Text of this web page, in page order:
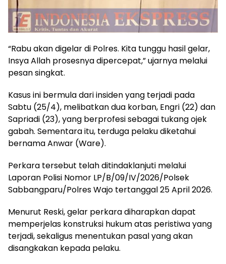
“Rabu akan digelar di Polres. Kita tunggu hasil gelar,
Insya Allah prosesnya dipercepat,” ujarnya melalui
pesan singkat.
Kasus ini bermula dari insiden yang terjadi pada
Sabtu (25/4), melibatkan dua korban, Engri (22) dan
Sapriadi (23), yang berprofesi sebagai tukang ojek
gabah. Sementara itu, terduga pelaku diketahui
bernama Anwar (Ware).
Perkara tersebut telah ditindaklanjuti melalui
Laporan Polisi Nomor LP/B/09/IV/2026/Polsek
Sabbangparu/Polres Wajo tertanggal 25 April 2026.
Menurut Reski, gelar perkara diharapkan dapat
memperjelas konstruksi hukum atas peristiwa yang
terjadi, sekaligus menentukan pasal yang akan
disangkakan kepada pelaku.